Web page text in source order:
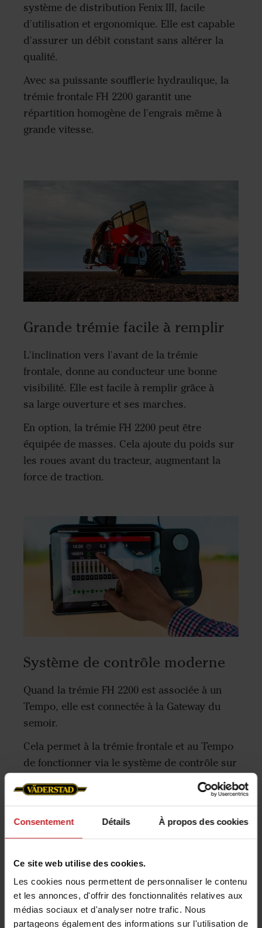
Consentement Détails À propos des cookies
Ce site web utilise des cookies.
Les cookies nous permettent de personnaliser le contenu
et les annonces, d'offrir des fonctionnalités relatives aux
médias sociaux et d'analyser notre trafic. Nous
partageons également des informations sur l'utilisation de
système de distribution Fenix III, facile
d'utilisation et ergonomique. Elle est capable
d'assurer un débit constant sans altérer la
qualité.
Avec sa puissante soufflerie hydraulique, la
trémie frontale FH 2200 garantit une
répartition homogène de l'engrais même à
grande vitesse.
Grande trémie facile à remplir
L'inclination vers l'avant de la trémie
frontale, donne au conducteur une bonne
visibilité. Elle est facile à remplir grâce à
sa large ouverture et ses marches.
En option, la trémie FH 2200 peut être
équipée de masses. Cela ajoute du poids sur
les roues avant du tracteur, augmentant la
force de traction.
Système de contrôle moderne
Quand la trémie FH 2200 est associée à un
Tempo, elle est connectée à la Gateway du
semoir.
Cela permet à la trémie frontale et au Tempo
de fonctionner via le système de contrôle sur
iPad, E-Control, ou par le terminal ISOBUS du
tracteur.
En apprendre plus sur le E-Control